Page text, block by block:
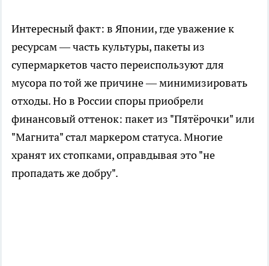
Интересный факт: в Японии, где уважение к
ресурсам — часть культуры, пакеты из
супермаркетов часто переиспользуют для
мусора по той же причине — минимизировать
отходы. Но в России споры приобрели
финансовый оттенок: пакет из "Пятёрочки" или
"Магнита" стал маркером статуса. Многие
хранят их стопками, оправдывая это "не
пропадать же добру".